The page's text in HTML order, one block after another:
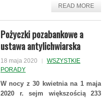
READ MORE
Pożyczki pozabankowe a
ustawa antylichwiarska
18 maja 2020
WSZYSTKIE
PORADY
W nocy z 30 kwietnia na 1 maja
2020 r. sejm większością 233